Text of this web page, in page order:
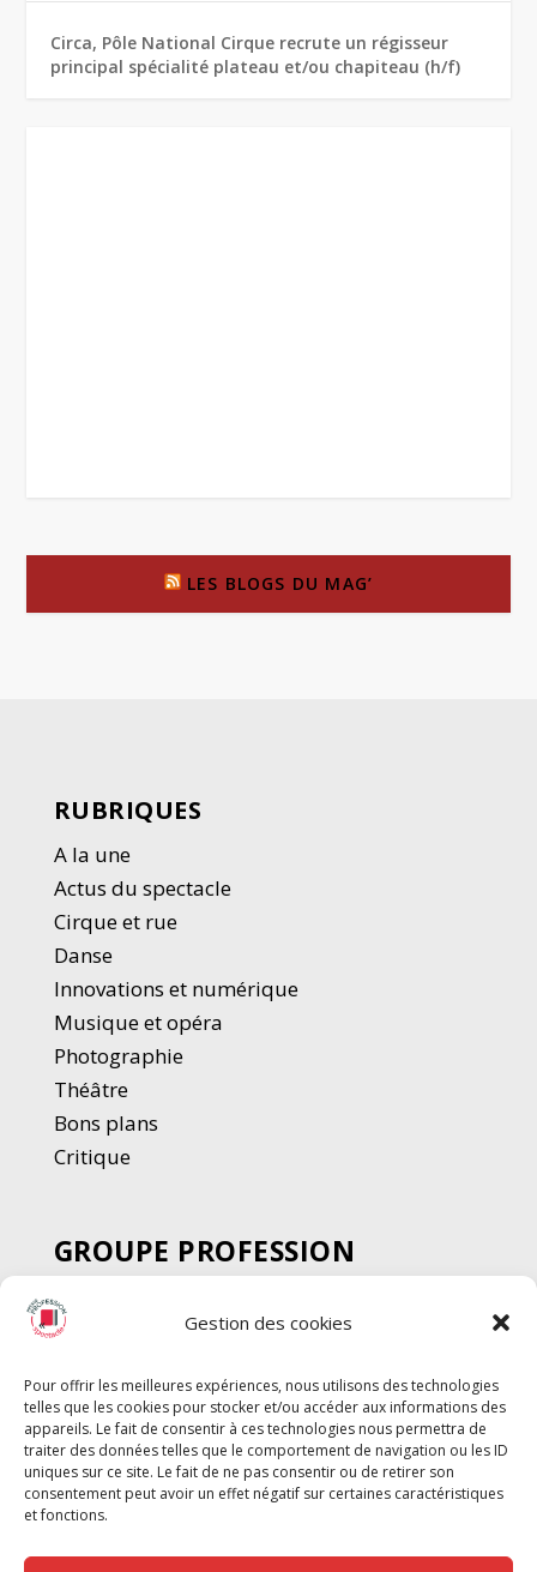
Gestion des cookies
Pour offrir les meilleures expériences, nous utilisons des technologies
telles que les cookies pour stocker et/ou accéder aux informations des
appareils. Le fait de consentir à ces technologies nous permettra de
traiter des données telles que le comportement de navigation ou les ID
uniques sur ce site. Le fait de ne pas consentir ou de retirer son
consentement peut avoir un effet négatif sur certaines caractéristiques
et fonctions.
Circa, Pôle National Cirque recrute un régisseur
principal spécialité plateau et/ou chapiteau (h/f)
LES BLOGS DU MAG’
RUBRIQUES
A la une
Actus du spectacle
Cirque et rue
Danse
Innovations et numérique
Musique et opéra
Photographie
Théâtre
Bons plans
Critique
GROUPE PROFESSION
SPECTACLE
Chèque Intermittents
Chèque Compta
Chèque Emploi Spectacle
G-Pods
Profession Audio-visuel